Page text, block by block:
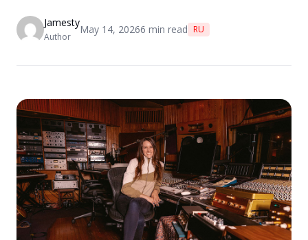
Jamesty
Author
May 14, 20266 min read RU